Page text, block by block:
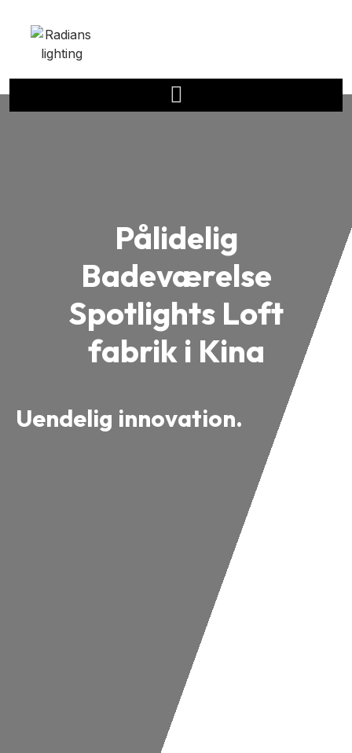
Pålidelig
Badeværelse
Spotlights Loft
fabrik i Kina
Uendelig innovation.